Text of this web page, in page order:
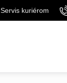
Servis kuriérom